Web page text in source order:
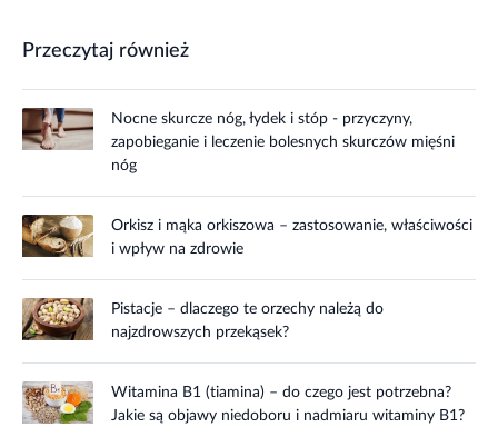
Przeczytaj również
Nocne skurcze nóg, łydek i stóp - przyczyny,
zapobieganie i leczenie bolesnych skurczów mięśni
nóg
Orkisz i mąka orkiszowa – zastosowanie, właściwości
i wpływ na zdrowie
Pistacje – dlaczego te orzechy należą do
najzdrowszych przekąsek?
Witamina B1 (tiamina) – do czego jest potrzebna?
Jakie są objawy niedoboru i nadmiaru witaminy B1?